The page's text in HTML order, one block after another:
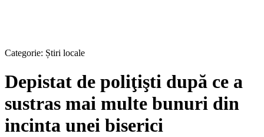
Categorie: Știri locale
Depistat de poliţişti după ce a
sustras mai multe bunuri din
incinta unei biserici